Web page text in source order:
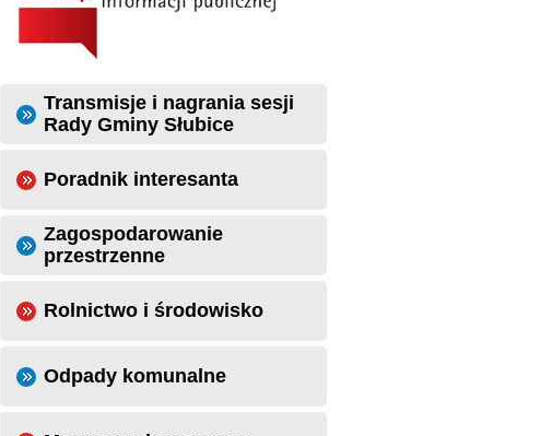
Transmisje i nagrania sesji
Rady Gminy Słubice
Poradnik interesanta
Zagospodarowanie
przestrzenne
Rolnictwo i środowisko
Odpady komunalne